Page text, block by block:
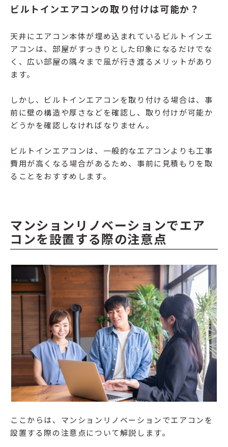
ビルトインエアコンの取り付けは可能か？
天井にエアコン本体が埋め込まれているビルトインエ
アコンは、部屋がすっきりとした印象になるだけでな
く、広い部屋の隅々まで風が行き渡るメリットがあり
ます。
しかし、ビルトインエアコンを取り付ける場合は、事
前に壁の構造や厚さなどを確認し、取り付けが可能か
どうかを確認しなければなりません。
ビルトインエアコンは、一般的なエアコンよりも工事
費用が高くなる場合があるため、事前に見積もりを取
ることをおすすめします。
マンションリノベーションでエア
コンを設置する際の注意点
ここからは、マンションリノベーションでエアコンを
設置する際の注意点について解説します。